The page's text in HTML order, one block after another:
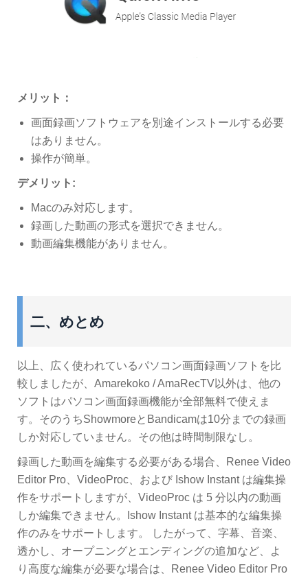
メリット：
画面録画ソフトウェアを別途インストールする必要
はありません。
操作が簡単。
デメリット:
Macのみ対応します。
録画した動画の形式を選択できません。
動画編集機能がありません。
二、めとめ
以上、広く使われているパソコン画面録画ソフトを比
較しましたが、Amarekoko / AmaRecTV以外は、他の
ソフトはパソコン画面録画機能が全部無料で使えま
す。そのうちShowmoreとBandicamは10分までの録画
しか対応していません。その他は時間制限なし。
録画した動画を編集する必要がある場合、Renee Video
Editor Pro、VideoProc、および Ishow Instant は編集操
作をサポートしますが、VideoProc は 5 分以内の動画
しか編集できません。Ishow Instant は基本的な編集操
作のみをサポートします。 したがって、字幕、音楽、
透かし、オープニングとエンディングの追加など、よ
り高度な編集が必要な場合は、Renee Video Editor Pro